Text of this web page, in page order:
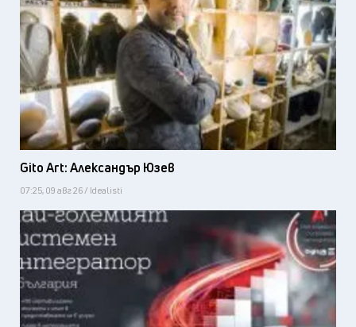
Gito Art: Александър Юзев
07:25, 09 авг 26 / Idealisti